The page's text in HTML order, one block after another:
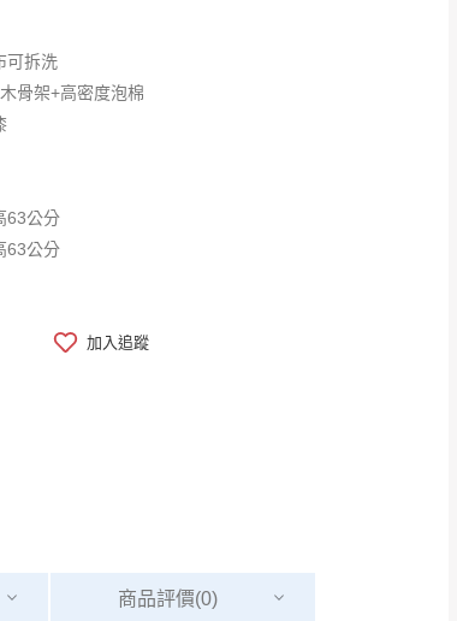
可拆洗
骨架+高密度泡棉
63公分
63公分
加入追蹤
商品評價(0)